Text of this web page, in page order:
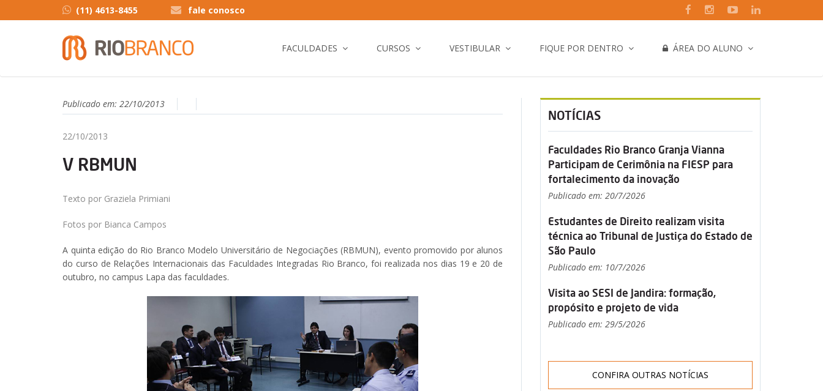
(11) 4613-8455 fale conosco
FACULDADES CURSOS VESTIBULAR FIQUE POR DENTRO ÁREA DO ALUNO
Publicado em: 22/10/2013
22/10/2013
V RBMUN
Texto por Graziela Primiani
Fotos por Bianca Campos
A quinta edição do Rio Branco Modelo Universitário de Negociações (RBMUN), evento promovido por alunos
do curso de Relações Internacionais das Faculdades Integradas Rio Branco, foi realizada nos dias 19 e 20 de
outubro, no campus Lapa das faculdades.
NOTÍCIAS
Faculdades Rio Branco Granja Vianna
Participam de Cerimônia na FIESP para
fortalecimento da inovação
Publicado em: 20/7/2026
Estudantes de Direito realizam visita
técnica ao Tribunal de Justiça do Estado de
São Paulo
Publicado em: 10/7/2026
Visita ao SESI de Jandira: formação,
propósito e projeto de vida
Publicado em: 29/5/2026
CONFIRA OUTRAS NOTÍCIAS